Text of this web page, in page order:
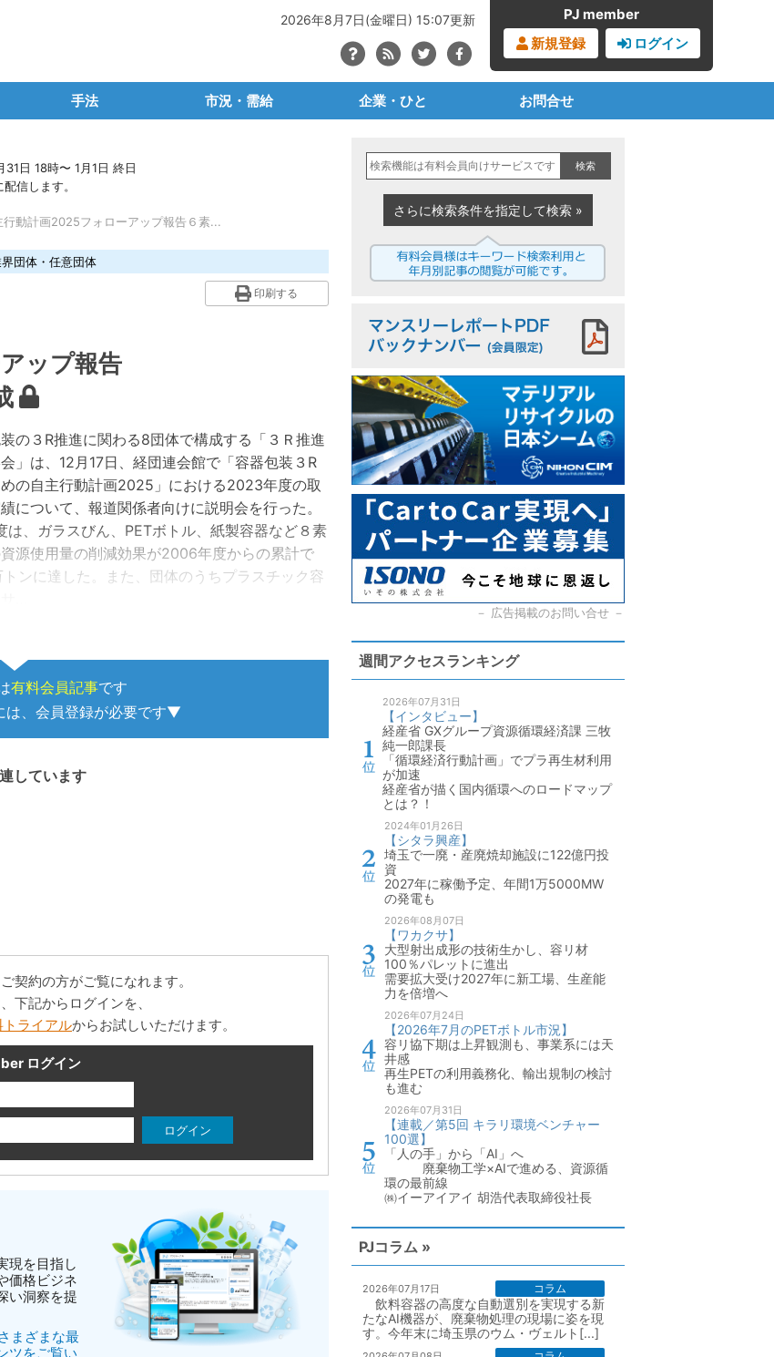
PJ member
新規登録
ログイン
2026年8月7日(金曜日) 15:07更新
規制
手法
ケミカルリサイクル
脱プラ容器包装
市況・需給
プラ関連統計
廃プラの輸出入
企業・ひと
石油・化学・樹脂メーカー
再生事業者・成形メーカー
素材メーカー・商社
産廃業者・リサイクラー
機械設備メーカー
業界団体・任意団体
お問合せ
購読の申込み
広告の申込み
プラジャーナルとは
PJからのお知らせ
31日 18時〜 1月1日 終日
信します。
行動計画2025フォローアップ報告６素...
団体・任意団体
印刷する
ップ報告
の３R推進に関わる8団体で構成する「３Ｒ推進
」は、12月17日、経団連会館で「容器包装３R
の自主行動計画2025」における2023年度の取
について、報道関係者向けに説明会を行った。
は、ガラスびん、PETボトル、紙製容器など８素
源使用量の削減効果が2006年度からの累計で
ンに達した。また、団体のうちプラスチック容
有料会員記事です
は、会員登録が必要です▼
しています
契約の方がご覧になれます。
下記からログインを、
トライアルからお試しいただけます。
ログイン
現を目指し
価格ビジネ
い洞察を提
まざまな最
ツをご覧い
検索
さらに検索条件を指定して検索 »
マンスリーレポート
－ 広告掲載のお問い合せ－
週間アクセスランキング
2026年07月31日
【インタビュー】
経産省 GXグループ資源循環経済課 三牧
純一郎課長
「循環経済行動計画」でプラ再生材利用
が加速
経産省が描く国内循環へのロードマップ
とは？！
2024年01月26日
【シタラ興産】
埼玉で一廃・産廃焼却施設に122億円投
資
2027年に稼働予定、年間1万5000MW
の発電も
2026年08月07日
【ワカクサ】
大型射出成形の技術生かし、容リ材
100％パレットに進出
需要拡大受け2027年に新工場、生産能
力を倍増へ
2026年07月24日
【2026年7月のPETボトル市況】
容リ協下期は上昇観測も、事業系には天
井感
再生PETの利用義務化、輸出規制の検討
も進む
2026年07月31日
【連載／第5回 キラリ環境ベンチャー
100選】
「人の手」から「AI」へ
廃棄物工学×AIで進める、資源循
環の最前線
㈱イーアイアイ 胡浩代表取締役社長
PJコラム »
2026年07月17日 コラム
飲料容器の高度な自動選別を実現する新
たなAI機器が、廃棄物処理の現場に姿を現
す。今年末に埼玉県のウム・ヴェルト[...]